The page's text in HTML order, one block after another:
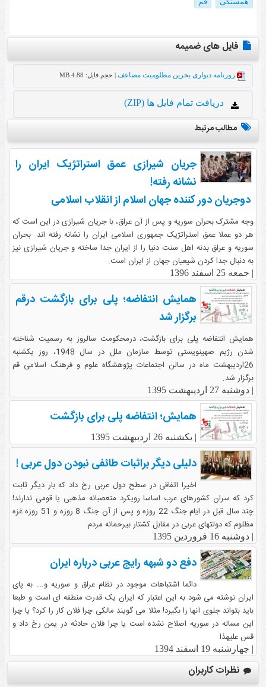
فایل های ضمیمه
روزنامه دیواری بحرین مظلومیت مضاعف | حجم فایل: 4.88 MB
دریافت تمام فایل ها (ZIP)
مطالب مرتبط
جریان شیرازی عمق استراتژیک ایران را
نشانه رفته!
دوجریان دور کننده جهان اسلام از انقلاب اسلامی
وجه مشترک بحران سوریه و پس از آن عراق، با جریان شیرازی در این است که
هر دو عملا عمق استراتژیک جمهوری اسلامی ایران را نشانه رفته اند. بحران
سوریه و عراق بدنه اهل سنت دنیا را از ایران جدا ساخته و جریان شیرازی نیز
به دنبال جدا کردن شیعیان جهان از ایران است.
| جمعه 25 اسفند 1396
همایش انتفاضه؛ پلی برای بازگشت درقم
برگزار شد
همایش انتفاضه پلی برای بازگشت، درمحکومت سالروز به رسمیت شناخته
شدن رژیم صهینویستی توسط سازمان ملل در سال 1948، روز یکشنبه
26اردیبهشت ماه در سالن اجتماعات پژوهشگاه علوم و فرهنگ اسلامی قم
برگزار شد.
| دوشنبه 27 اردیبهشت 1395
همایش؛ انتفاضه پلی برای بازگشت
| یکشنبه 26 اردیبهشت 1395
دلیلی دیگر براثبات طائفی نبودن دول عربی !
اخیرا اتفاقی در سطح دول عربی رخ داد که بار دیگر ثابت
کرد که سران کشورهای عرب اساسا رویکرد متعصبانه مذهبی یا قومی ندارند!
چند سال قبل در ایام جنگ 22 روزه و پس از آن جنگ 8 روزه و 51 روزه غزه
مظلوم که دولتهای عربی در مقابل کشتار بیرحمانه مردم
| دوشنبه 16 فروردین 1395
دفع دو شبهه رایج عربی درباره ایران
دائما اشتباهات موجود در نظام عراق و سوریه و... به پای
ایران نوشته می شود به این اعتبار که ایران یک قدرت منطقه ای است و طبعا
باید بتواند جلوی آنها را بگیرد! مثلا می گویند مالکی چرا فلان کار را کرد؟ یا چرا
این مساله در سوریه اصلاح نشده است یا چرا فلان حادثه در یمن رخ داد و
قس علیهذا
| چهارشنبه 19 اسفند 1394
نظرات کاربران